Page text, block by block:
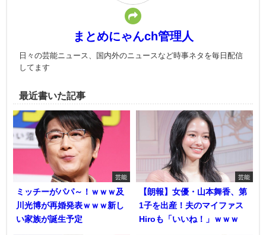
まとめにゃんch管理人
日々の芸能ニュース、国内外のニュースなど時事ネタを毎日配信
してます
最近書いた記事
芸能
ミッチーがパパ～！ｗｗｗ及
川光博が再婚発表ｗｗｗ新し
い家族が誕生予定
芸能
【朗報】女優・山本舞香、第
1子を出産！夫のマイファス
Hiroも「いいね！」ｗｗｗ